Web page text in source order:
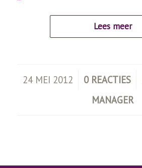
Lees meer
24 MEI 2012
/ 0 REACTIES
/
MANAGER